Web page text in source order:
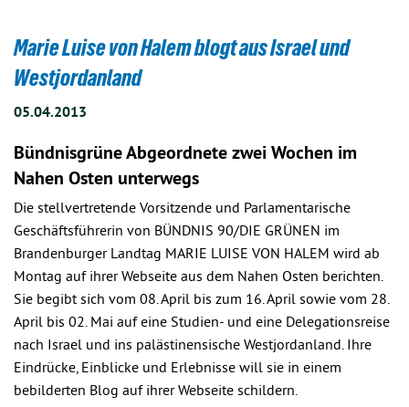
Marie Luise von Halem blogt aus Israel und
Westjordanland
05.04.2013
Bündnisgrüne Abgeordnete zwei Wochen im
Nahen Osten unterwegs
Die stellvertretende Vorsitzende und Parlamentarische
Geschäftsführerin von BÜNDNIS 90/DIE GRÜNEN im
Brandenburger Landtag MARIE LUISE VON HALEM wird ab
Montag auf ihrer Webseite aus dem Nahen Osten berichten.
Sie begibt sich vom 08. April bis zum 16. April sowie vom 28.
April bis 02. Mai auf eine Studien- und eine Delegationsreise
nach Israel und ins palästinensische Westjordanland. Ihre
Eindrücke, Einblicke und Erlebnisse will sie in einem
bebilderten Blog auf ihrer Webseite schildern.